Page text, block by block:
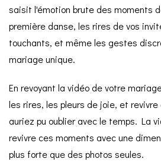
saisit l'émotion brute des moments
première danse, les rires de vos
touchants, et même les gestes
mariage unique.
En revoyant la vidéo de votre
les rires, les pleurs de joie, et
auriez pu oublier avec le temps. La
revivre ces moments avec une
plus forte que des photos seules.